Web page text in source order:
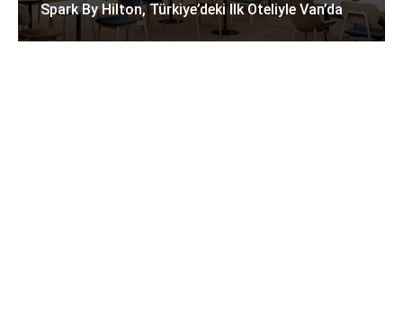
Spark By Hilton, Türkiye’deki Ilk Oteliyle Van’da